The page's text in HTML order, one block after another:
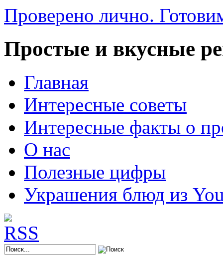
Проверено лично.
Простые и вкусные
Главная
Интересные советы
Интересные факты о
О нас
Полезные цифры
Украшения блюд из